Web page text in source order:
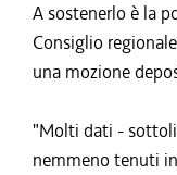
A sostenerlo è la
Consiglio
una mozione
"Molti dati -
nemmeno tenuti